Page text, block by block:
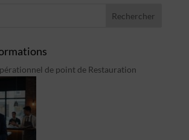
de point de Restauration